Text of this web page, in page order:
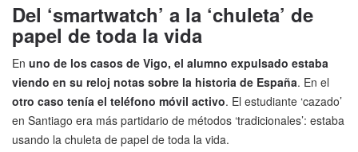
Del ‘smartwatch’ a la ‘chuleta’ de
papel de toda la vida
En uno de los casos de Vigo, el alumno expulsado estaba
viendo en su reloj notas sobre la historia de España. En el
otro caso tenía el teléfono móvil activo. El estudiante ‘cazado’
en Santiago era más partidario de métodos ‘tradicionales’: estaba
usando la chuleta de papel de toda la vida.